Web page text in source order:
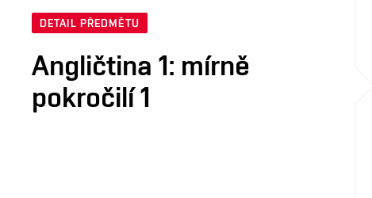
DETAIL PŘEDMĚTU
Angličtina 1: mírně
pokročilí 1